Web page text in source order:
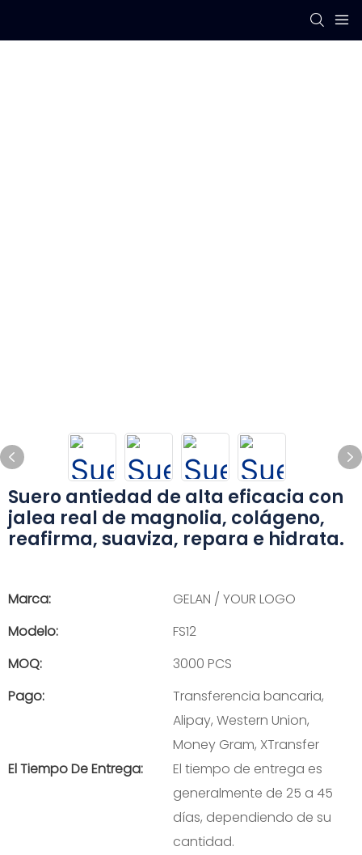
Suero antiedad de alta eficacia con
jalea real de magnolia, colágeno,
reafirma, suaviza, repara e hidrata.
Marca:
GELAN / YOUR LOGO
Modelo:
FS12
MOQ:
3000 PCS
Pago:
Transferencia bancaria,
Alipay, Western Union,
Money Gram, XTransfer
El Tiempo De Entrega:
El tiempo de entrega es
generalmente de 25 a 45
días, dependiendo de su
cantidad.